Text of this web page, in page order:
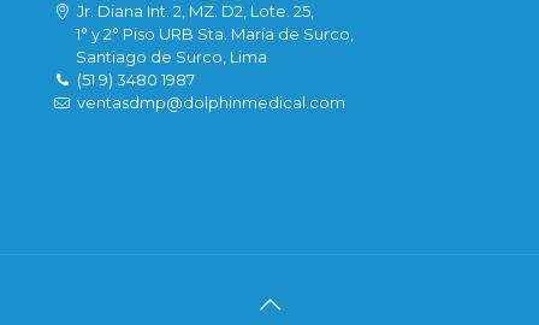
Jr. Diana Int. 2, MZ. D2, Lote. 25,
1° y 2° Piso URB Sta. María de Surco,
Santiago de Surco, Lima
(51 9) 3480 1987
ventasdmp@dolphinmedical.com